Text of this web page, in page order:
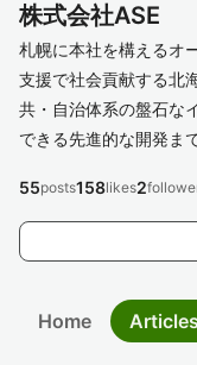
株式会社ASE
札幌に本社を構えるオ
支援で社会貢献する北
共・自治体系の盤石な
できる先進的な開発ま
55posts158likes2
Home Articles